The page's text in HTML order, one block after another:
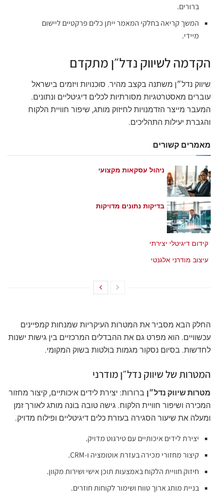
ברורים.
המשך קריאה בחלקי המאמר ייתן כלים פרקטיים ליישום
מיידי.
הקדמה לשיווק נדל״ן מתקדם
שיווק נדל״ן משתנה בקצב מהיר. סוכנויות ויזמים בישראל
עוברים מאסטרטגיות מסורתיות לכלים דיגיטליים ונתונים.
המעבר מייצר הזדמנויות לחיזוק מותג, שיפור חוויית הלקוח
והגברת יעילות התהליכים.
מאמרים קשורים
ניהול עסקאות מקצועי
בדיקות נתונים מדויקות
קידום דיגיטלי יצירתי
עיצוב מודרני אלגנטי
החלק הבא מסביר את המטרות העיקריות שמנחות קמפיינים
עכשוויים. הוא מפרט גם את ההבדלים המרכזיים בין גישות ישנות
לחדשות. בסיום נסקור מגמות בולטות בשוק המקומי.
המטרות של שיווק נדל״ן מודרני
מטרות שיווק נדל״ן ברורות: יצירת לידים איכותיים, קיצור מחזור
המכירה ושיפור חוויית הלקוח. גישה טובה בונה מותג לאורך זמן
ומעלה את שיעור הסגירה בעזרת כלים דיגיטליים ופילוח מדויק.
יצירת לידים איכותיים עם טירגוט מדויק.
קיצור מחזורי מכירה בעזרת אוטומציה ו‑CRM.
חיזוק חוויית הלקוח באמצעות תוכן אישי ושירות מקוון.
בניית מותג ארוך טווח ושימור לקוחות חוזרים.